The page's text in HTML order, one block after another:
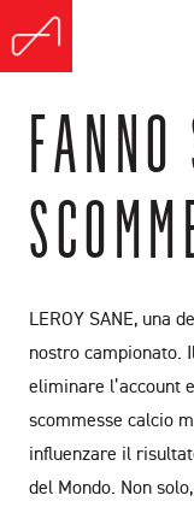
LEROY SANE, una
nostro campionato.
eliminare l’account
scommesse calcio
influenzare il
del Mondo. Non